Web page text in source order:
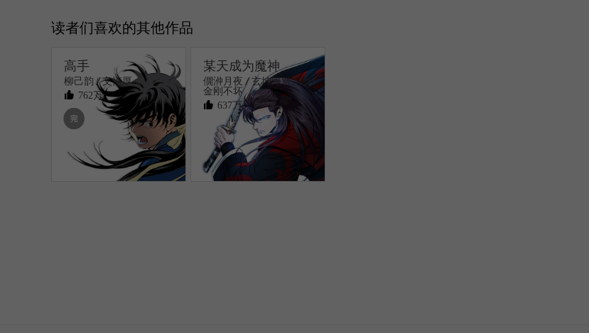
读者们喜欢的其他作品
高手
柳己韵 / 文情厚
762万
某天成为魔神
僩㳞月夜 / 玄坤绝对无敌/
金刚不坏
637万